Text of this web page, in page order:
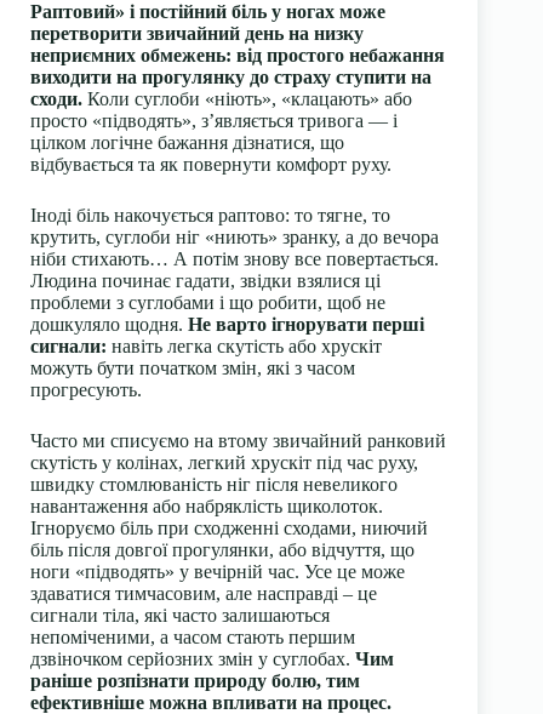
Раптовий» і постійний біль у ногах може
перетворити звичайний день на низку
неприємних обмежень: від простого небажання
виходити на прогулянку до страху ступити на
сходи. Коли суглоби «ніють», «клацають» або
просто «підводять», з’являється тривога — і
цілком логічне бажання дізнатися, що
відбувається та як повернути комфорт руху.
Іноді біль накочується раптово: то тягне, то
крутить, суглоби ніг «ниють» зранку, а до вечора
ніби стихають… А потім знову все повертається.
Людина починає гадати, звідки взялися ці
проблеми з суглобами і що робити, щоб не
дошкуляло щодня. Не варто ігнорувати перші
сигнали: навіть легка скутість або хрускіт
можуть бути початком змін, які з часом
прогресують.
Часто ми списуємо на втому звичайний ранковий
скутість у колінах, легкий хрускіт під час руху,
швидку стомлюваність ніг після невеликого
навантаження або набряклість щиколоток.
Ігноруємо біль при сходженні сходами, ниючий
біль після довгої прогулянки, або відчуття, що
ноги «підводять» у вечірній час. Усе це може
здаватися тимчасовим, але насправді – це
сигнали тіла, які часто залишаються
непоміченими, а часом стають першим
дзвіночком серйозних змін у суглобах. Чим
раніше розпізнати природу болю, тим
ефективніше можна впливати на процес.